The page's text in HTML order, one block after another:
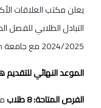
يعلن مكتب العلاقات
التبادل الطلابي للفصل
2024/2025 مع جامعة Malardalen في السويد.
الموعد النهائي للتقديم هو
الفرص المتاحة: 8 طلاب